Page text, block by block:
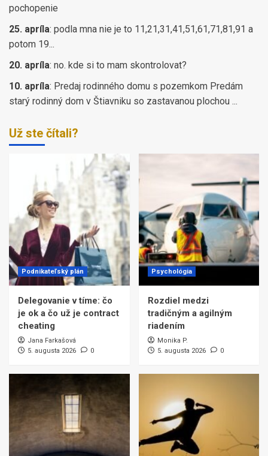
pochopenie
25. apríla: podla mna nie je to 11,21,31,41,51,61,71,81,91 a
potom 19...
20. apríla: no. kde si to mam skontrolovat?
10. apríla: Predaj rodinného domu s pozemkom Predám
starý rodinný dom v Štiavniku so zastavanou plochou ...
Už ste čítali?
Podnikateľský plán
Delegovanie v tíme: čo
je ok a čo už je contract
cheating
Jana Farkašová
5. augusta 2026
0
Psychológia
Rozdiel medzi
tradičným a agilným
riadením
Monika P.
5. augusta 2026
0